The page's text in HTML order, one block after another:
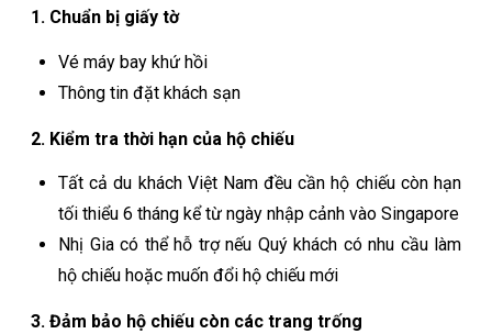
1. Chuẩn bị giấy tờ
Vé máy bay khứ hồi
Thông tin đặt khách sạn
2. Kiểm tra thời hạn của hộ chiếu
Tất cả du khách Việt Nam đều cần hộ chiếu còn hạn
tối thiểu 6 tháng kể từ ngày nhập cảnh vào Singapore
Nhị Gia có thể hỗ trợ nếu Quý khách có nhu cầu làm
hộ chiếu hoặc muốn đổi hộ chiếu mới
3. Đảm bảo hộ chiếu còn các trang trống